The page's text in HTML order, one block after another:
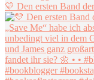
💛 Den ersten Band